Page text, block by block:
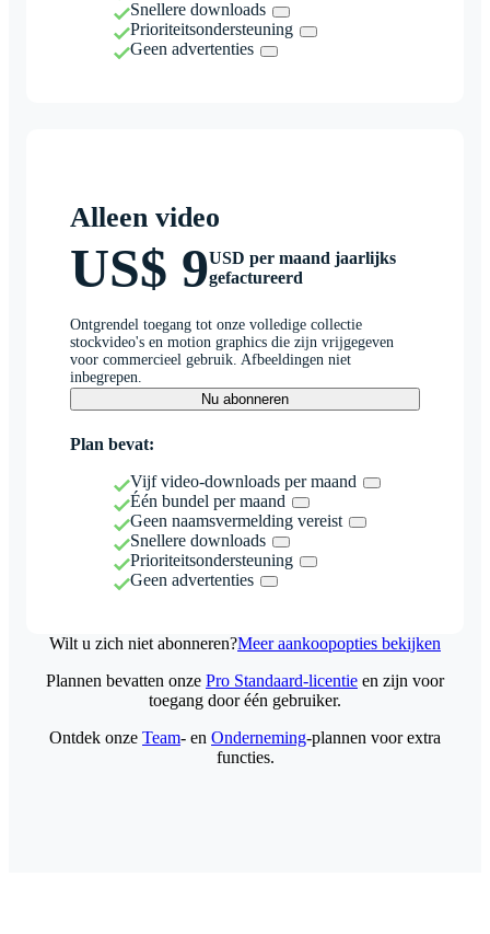
Snellere downloads
Prioriteitsondersteuning
Geen advertenties
Alleen video
US$ 9USD per maand jaarlijks
gefactureerd
Ontgrendel toegang tot onze volledige collectie
stockvideo's en motion graphics die zijn vrijgegeven
voor commercieel gebruik. Afbeeldingen niet
inbegrepen.
Nu abonneren
Plan bevat:
Vijf video-downloads per maand
Één bundel per maand
Geen naamsvermelding vereist
Snellere downloads
Prioriteitsondersteuning
Geen advertenties
Wilt u zich niet abonneren?Meer aankoopopties bekijken
Plannen bevatten onze Pro Standaard-licentie en zijn voor
toegang door één gebruiker.
Ontdek onze Team- en Onderneming-plannen voor extra
functies.